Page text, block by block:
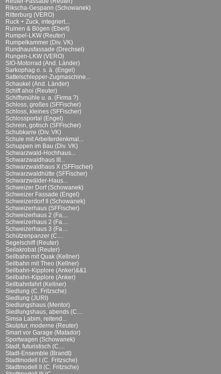
Rikscha-Gespann (Schowanek)
Ritterburg (VERO)
Ruck + Zuck, integriert...
Ruinen & Bögen (Ebert)
Rumpel-LKW (Reuter)
Rumpelkammer (Div. VK)
Rundhausfassade (Drechsel)
Rungen-LKW (VERO)
SIO-Motorrad (And. Länder)
Sarkophag o. s. ä. (Engel)
Sattelschlepper-Zugmaschine...
Schaukel (And. Länder)
Schiff ahoi (Reuter)
Schiffsmühle u. a. (Firma ?)
Schloss, großes (SFFischer)
Schloss, kleines (SFFischer)
Schlossportal (Engel)
Schrein, gotisch (SFFischer)
Schubkarre (Div. VK)
Schule mit Arbeiterdenkmal...
Schuppen im Bau (Div. VK)
Schwarzwald-Hochhaus...
Schwarzwaldhaus III...
Schwarzwaldhaus X (SFFischer)
Schwarzwaldhütte (SFFischer)
Schwarzwälder-Haus...
Schweizer Dorf (Schowanek)
Schweizer Fassade (Engel)
Schweizerdorf II (Schowanek)
Schweizerhaus (SFFischer)
Schweizerhaus 2 (Fa....
Schweizerhaus 2 (Fa....
Schweizerhaus 3 (Fa....
Schützenpanzer (C....
Segelschiff (Reuter)
Seilakrobat (Reuter)
Seilbahn mit Quak (Kellner)
Seilbahn mit Theo (Kellner)
Seilbahn-Kipplore (Anker)&&1
Seilbahn-Kipplore (Anker)
Seilbahnfahrt (Kellner)
Siedlung (C. Fritzsche)
Siedlung (JURI)
Siedlungshaus (Mentor)
Siedlungshaus, abends (C....
Simsa Labim, reitend...
Skulptur, moderne (Reuter)
Smart vor Garage (Matador)
Sportwagen (Schowanek)
Stadt, futuristisch (C....
Stadt-Ensemble (Brandt)
Stadtmodell I (C. Fritzsche)
Stadtmodell II (C. Fritzsche)